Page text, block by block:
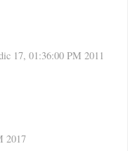
17, 01:36:00 PM 2011
2017